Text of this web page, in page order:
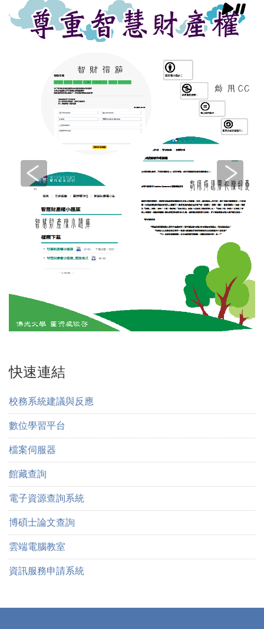
快速連結
校務系統建議與反應
數位學習平台
檔案伺服器
館藏查詢
電子資源查詢系統
博碩士論文查詢
雲端電腦教室
資訊服務申請系統